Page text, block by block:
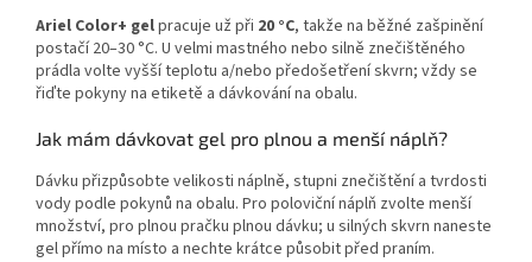
Ariel Color+ gelpracuje už při 20 °C, takže na běžné zašpinění
postačí 20–30 °C. U velmi mastného nebo silně znečištěného
prádla volte vyšší teplotu a/nebo předošetření skvrn; vždy se
řiďte pokyny na etiketě a dávkování na obalu.
Jak mám dávkovat gel pro plnou a menší náplň?
Dávku přizpůsobte velikosti náplně, stupni znečištění a tvrdosti
vody podle pokynů na obalu. Pro poloviční náplň zvolte menší
množství, pro plnou pračku plnou dávku; u silných skvrn naneste
gel přímo na místo a nechte krátce působit před praním.